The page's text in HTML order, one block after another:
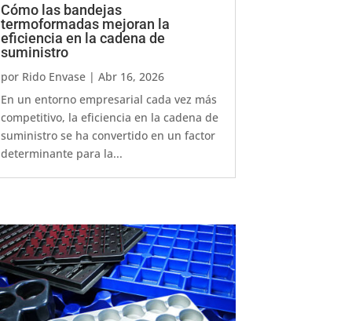
Cómo las bandejas
termoformadas mejoran la
eficiencia en la cadena de
suministro
por Rido Envase| Abr 16, 2026
En un entorno empresarial cada vez más
competitivo, la eficiencia en la cadena de
suministro se ha convertido en un factor
determinante para la...